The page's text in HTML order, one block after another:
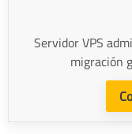
Servidor VPS
migración